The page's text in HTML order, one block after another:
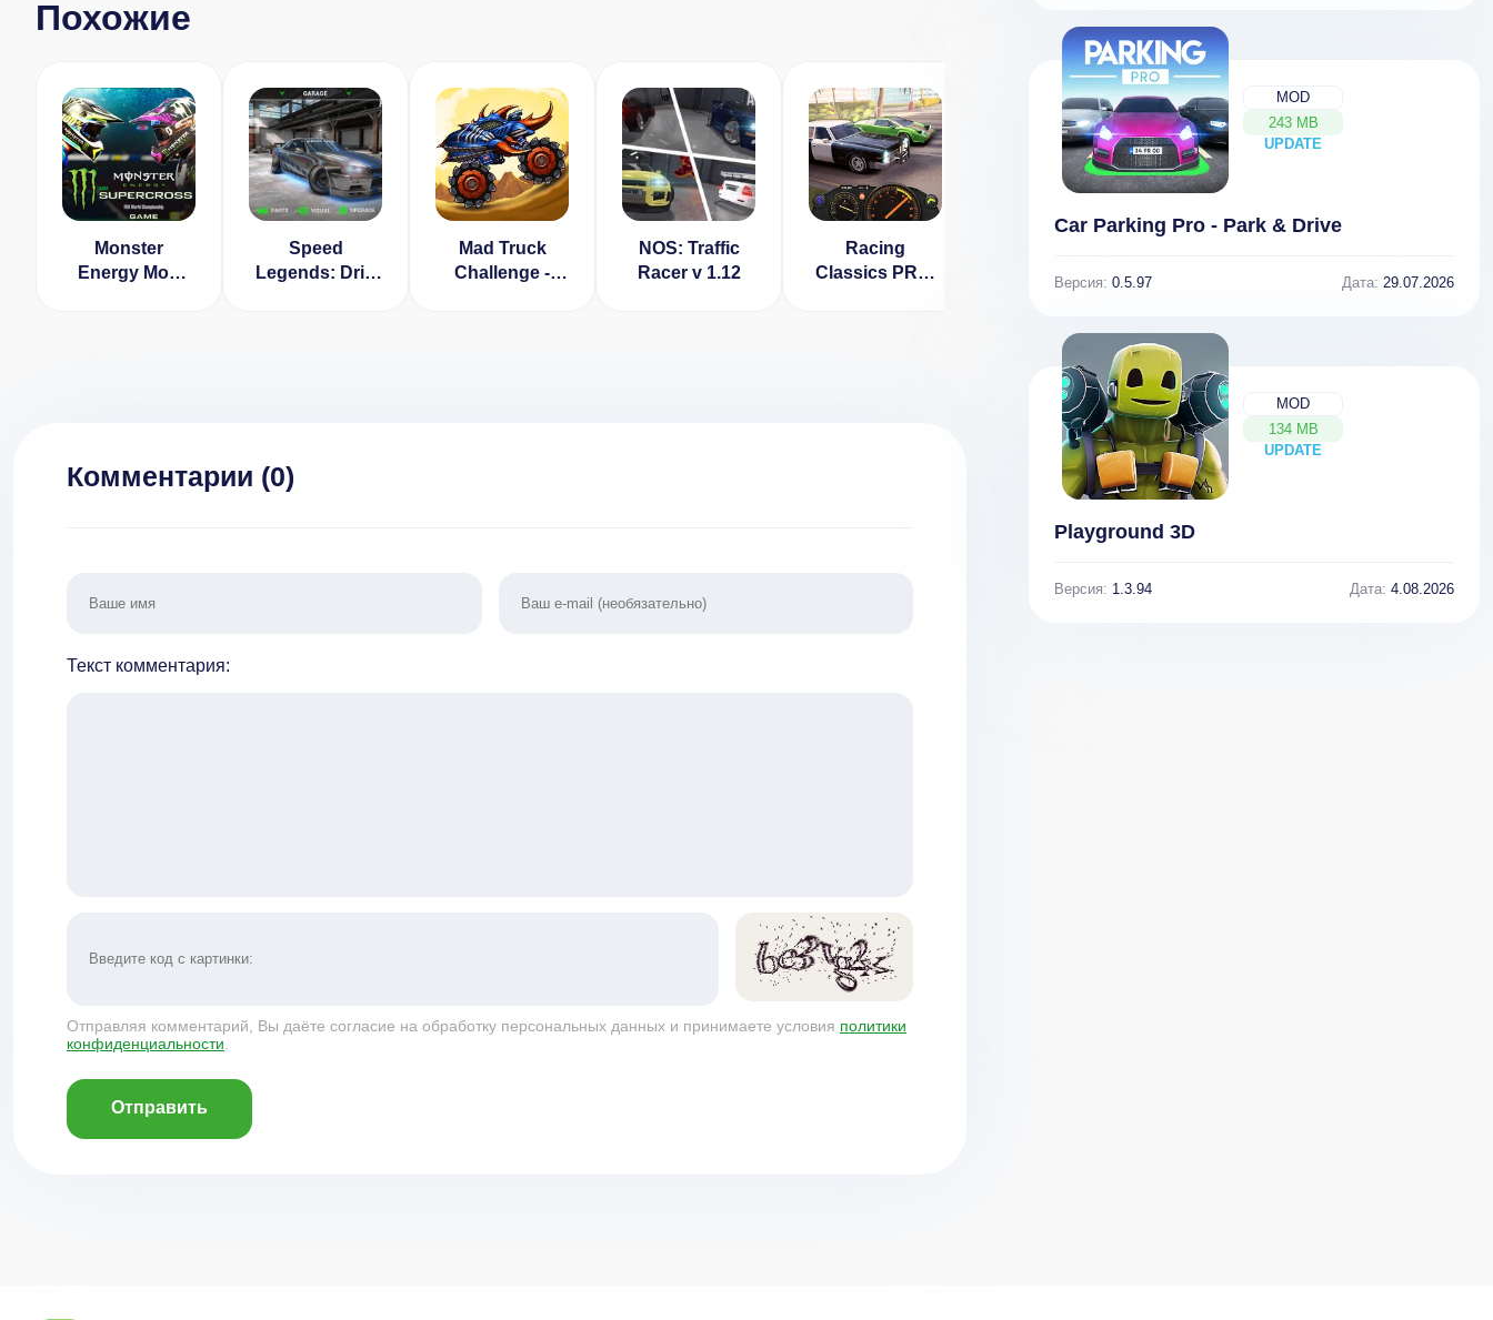
Похожие
Monster
Energy Мод
Speed
Legends: Drift
Mad Truck
Challenge -
NOS: Traffic
Racer v 1.12
Racing
Classics PRO:
Online (МОД,
много денег)
Комментарии (0)
Текст комментария:
Отправляя комментарий, Вы даёте согласие на обработку персональных данных и принимаете условия политики
конфиденциальности
Отправить
MOD
243 MB
UPDATE
NEW
Car Parking Pro - Park & Drive
Версия: 0.5.97 Дата: 29.07.2026
MOD
134 MB
UPDATE
NEW
Playground 3D
Версия: 1.3.94 Дата: 4.08.2026